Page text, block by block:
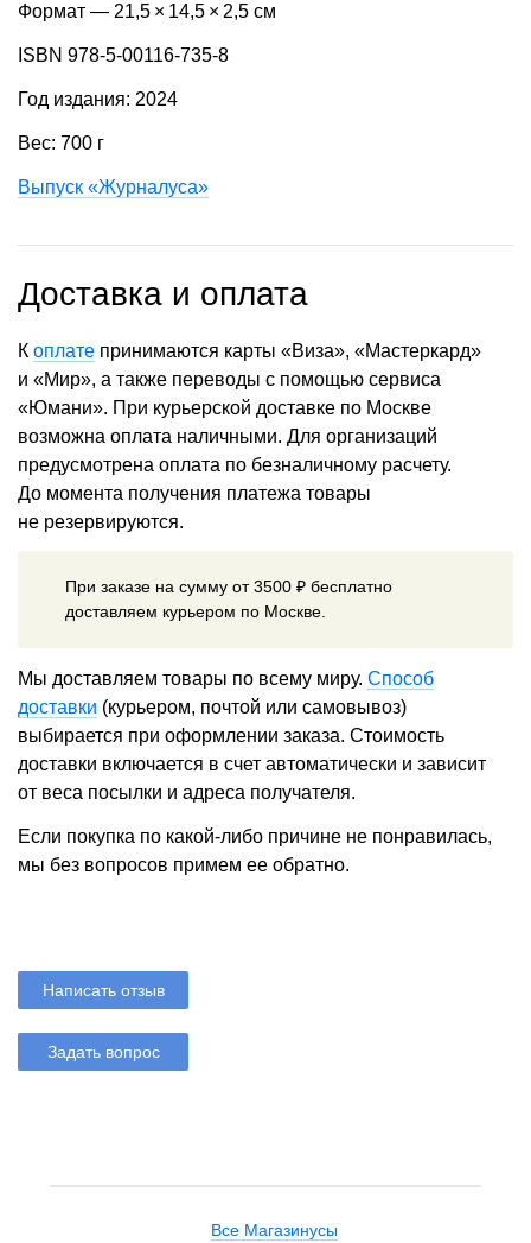
Формат — 21,5 × 14,5 × 2,5 см
ISBN 978-5-00116-735-8
Год издания: 2024
Вес: 700 г
Выпуск «Журналуса»
Доставка и оплата
К оплате принимаются карты «Виза», «Мастеркард»
и «Мир», а также переводы с помощью сервиса
«Юмани». При курьерской доставке по Москве
возможна оплата наличными. Для организаций
предусмотрена оплата по безналичному расчету.
До момента получения платежа товары
не резервируются.
При заказе на сумму от 3500 ₽ бесплатно
доставляем курьером по Москве.
Мы доставляем товары по всему миру. Способ
доставки (курьером, почтой или самовывоз)
выбирается при оформлении заказа. Стоимость
доставки включается в счет автоматически и зависит
от веса посылки и адреса получателя.
Если покупка по какой-либо причине не понравилась,
мы без вопросов примем ее обратно.
Написать отзыв
Задать вопрос
Все Магазинусы